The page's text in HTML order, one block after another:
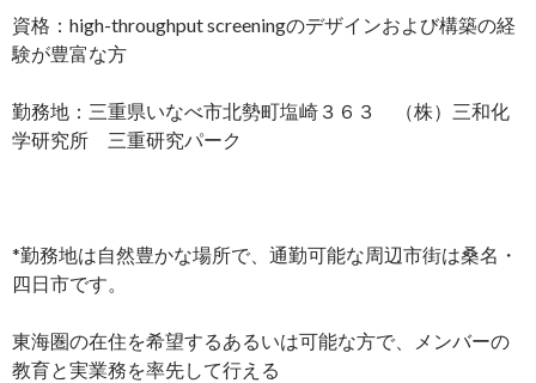
資格：high-throughput screeningのデザインおよび構築の経
験が豊富な方
勤務地：三重県いなべ市北勢町塩崎３６３ （株）三和化
学研究所 三重研究パーク
*勤務地は自然豊かな場所で、通勤可能な周辺市街は桑名・
四日市です。
東海圏の在住を希望するあるいは可能な方で、メンバーの
教育と実業務を率先して行える